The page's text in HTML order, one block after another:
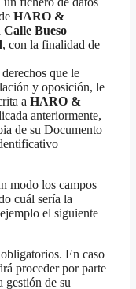
HARO &
Calle Bueso
, con la finalidad de
que le
y oposición, le
a HARO &
anteriormente,
de su Documento
modo los campos
cuál sería la
el siguiente
En caso
proceder por parte
gestión de su